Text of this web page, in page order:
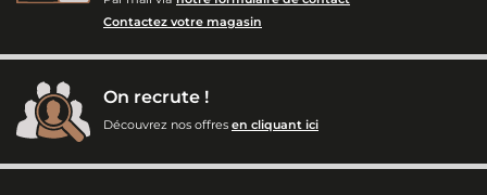
Contactez votre magasin
On recrute !
Découvrez nos offres en cliquant ici